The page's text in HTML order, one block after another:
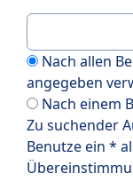
Nach allen
angegeben
Nach einem
Zu suchender
Benutze ein *